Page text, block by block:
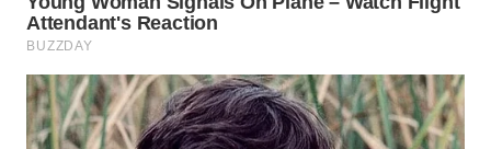
WN
DAIRI
WN
DANAU
TOBA